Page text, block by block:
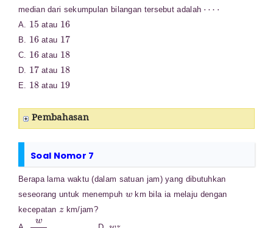
median dari sekumpulan bilangan tersebut adalah
A.
15
atau
16
B.
16
atau
17
C.
16
atau
18
D.
17
atau
18
E.
18
atau
19
Pembahasan
Soal Nomor 7
Berapa lama waktu (dalam satuan jam) yang dibutuhkan
seseorang untuk menempuh
km bila ia melaju dengan
kecepatan
km/jam?
w60